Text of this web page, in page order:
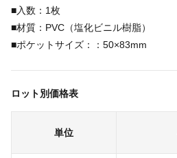
■入数：1枚
■材質：PVC（塩化ビニル樹脂）
■ポケットサイズ：：50×83mm
ロット別価格表
単位